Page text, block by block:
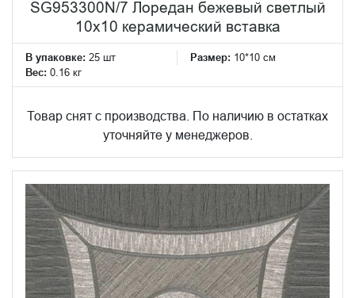
SG953300N/7 Лоредан бежевый светлый
10x10 керамический вставка
В упаковке: 25 шт Размер: 10*10 см
Вес: 0.16 кг
Товар снят с производства. По наличию в остатках
уточняйте у менеджеров.